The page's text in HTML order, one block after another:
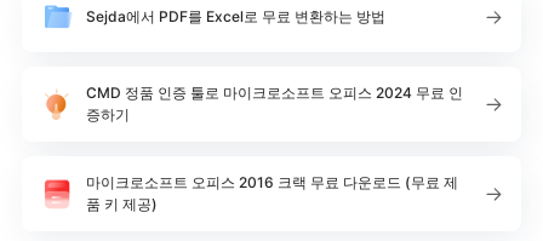
Sejda에서 PDF를 Excel로 무료 변환하는 방법
CMD 정품 인증 툴로 마이크로소프트 오피스 2024 무료 인
증하기
마이크로소프트 오피스 2016 크랙 무료 다운로드 (무료 제
품 키 제공)